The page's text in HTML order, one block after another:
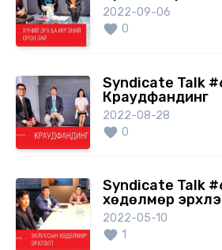
2022-09-06
0
Syndicate Talk
Краудфандинг
2022-08-28
0
Syndicate Talk
хөдөлмөр
2022-05-10
1